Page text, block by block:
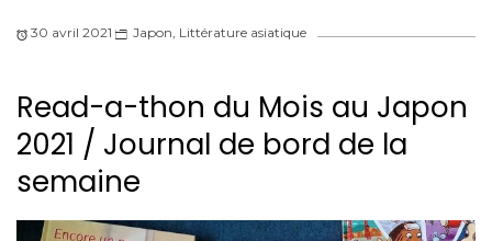
30 avril 2021 Japon, Littérature asiatique
Read-a-thon du Mois au Japon
2021 / Journal de bord de la
semaine